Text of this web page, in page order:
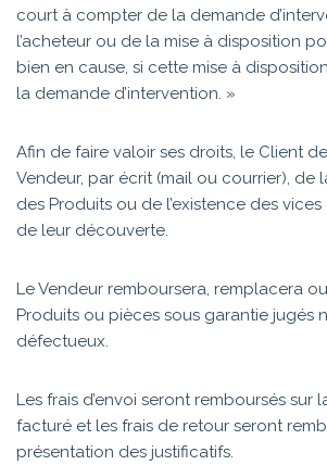
court à compter de la demande
l’acheteur ou de la mise à disposition
bien en cause, si cette mise à
la demande d’intervention. »
Afin de faire valoir ses droits, le Client
Vendeur, par écrit (mail ou courrier), de
des Produits ou de l’existence des
de leur découverte.
Le Vendeur remboursera, remplacera
Produits ou pièces sous garantie jugés
défectueux.
Les frais d’envoi seront remboursés sur
facturé et les frais de retour seront
présentation des justificatifs.